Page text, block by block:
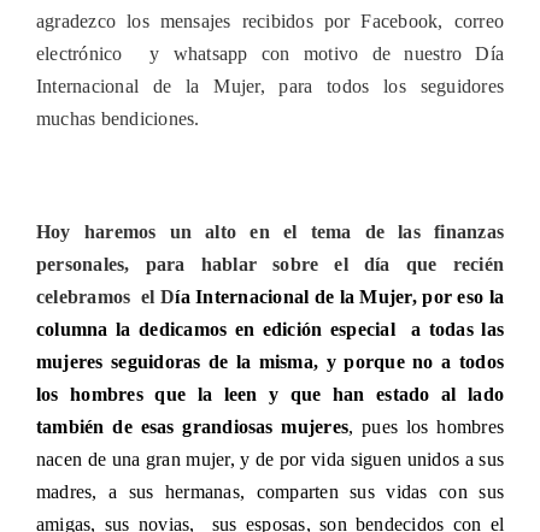
agradezco los mensajes recibidos por Facebook, correo
electrónico y whatsapp con motivo de nuestro Día
Internacional de la Mujer, para todos los seguidores
muchas bendiciones.
Hoy haremos un alto en el tema de las finanzas
personales, para hablar sobre el día que recién
celebramos el Día Internacional de la Mujer, por eso la
columna la dedicamos en edición especial a todas las
mujeres seguidoras de la misma, y porque no a todos
los hombres que la leen y que han estado al lado
también de esas grandiosas mujeres, pues los hombres
nacen de una gran mujer, y de por vida siguen unidos a sus
madres, a sus hermanas, comparten sus vidas con sus
amigas, sus novias, sus esposas, son bendecidos con el